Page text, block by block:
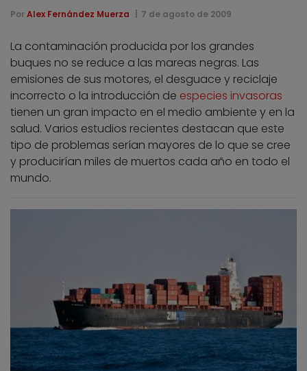
Por Alex Fernández Muerza 7 de agosto de 2009
La contaminación producida por los grandes
buques no se reduce a las mareas negras. Las
emisiones de sus motores, el desguace y reciclaje
incorrecto o la introducción de especies invasoras
tienen un gran impacto en el medio ambiente y en la
salud. Varios estudios recientes destacan que este
tipo de problemas serían mayores de lo que se cree
y producirían miles de muertos cada año en todo el
mundo.